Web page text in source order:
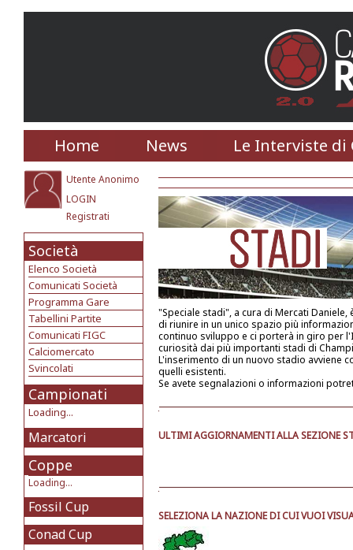
Home News Le Interviste di
Utente Anonimo
LOGIN
Registrati
Società
Elenco Società
Comunicati Società
Programma Gare
Tabellini Partite
Comunicati FIGC
Calciomercato
Svincolati
Campionati
Loading...
Marcatori
Coppe
Loading...
Fossil Cup
Conad Cup
"Speciale stadi", a cura di Mercati
di riunire in un unico spazio più
continuo sviluppo e ci porterà in giro per
curiosità dai più importanti stadi di
L'inserimento di un nuovo stadio avviene
quelli esistenti.
Se avete segnalazioni o informazioni
ULTIMI AGGIORNAMENTI ALLA SEZIONE
SELEZIONA LA NAZIONE DI CUI VUOI